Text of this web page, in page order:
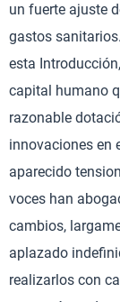
un fuerte ajuste
gastos
esta
capital humano
razonable
innovaciones en
aparecido
voces han
cambios,
aplazado
realizarlos con